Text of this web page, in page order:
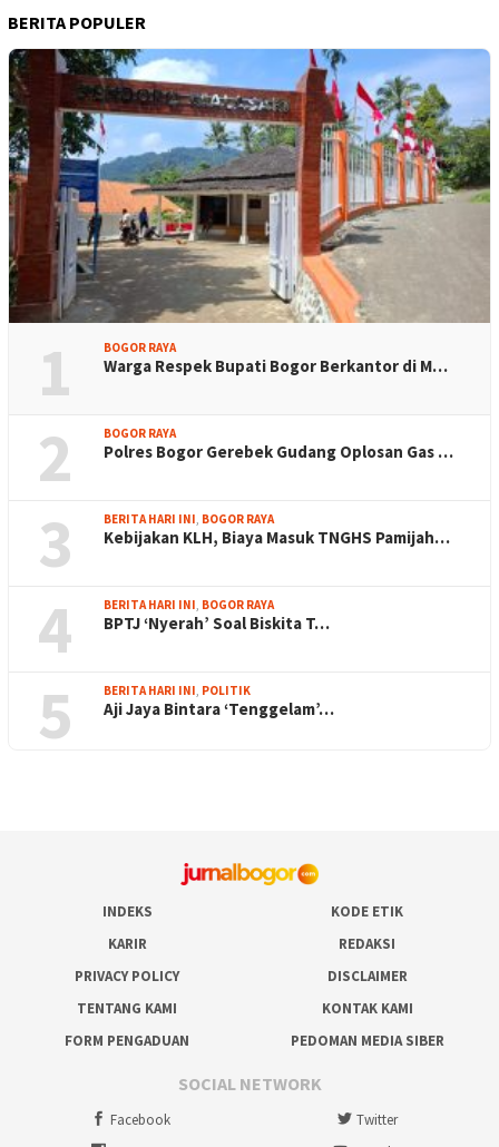
BERITA POPULER
1 BOGOR RAYA
Warga Respek Bupati Bogor Berkantor di M…
2 BOGOR RAYA
Polres Bogor Gerebek Gudang Oplosan Gas …
3 BERITA HARI INI BOGOR RAYA
Kebijakan KLH, Biaya Masuk TNGHS Pamijah…
4 BERITA HARI INI BOGOR RAYA
BPTJ ‘Nyerah’ Soal Biskita T…
5 BERITA HARI INI POLITIK
Aji Jaya Bintara ‘Tenggelam’…
INDEKS
KODE ETIK
KARIR
REDAKSI
PRIVACY POLICY
DISCLAIMER
TENTANG KAMI
KONTAK KAMI
FORM PENGADUAN
PEDOMAN MEDIA SIBER
SOCIAL NETWORK
Facebook
Twitter